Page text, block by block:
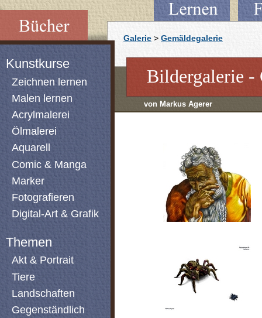
Kunstkurse
Zeichnen lernen
Malen lernen
Acrylmalerei
Ölmalerei
Aquarell
Comic & Manga
Marker
Fotografieren
Digital-Art & Grafik
Themen
Akt & Portrait
Tiere
Landschaften
Gegenständlich
Galerie > Gemäldegalerie
Bildergalerie -
von Markus Agerer